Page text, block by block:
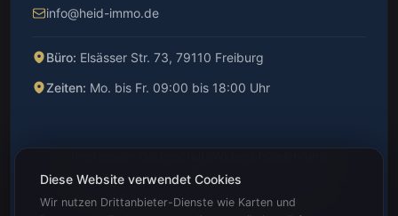
info@heid-immo.de
Büro: Elsässer Str. 73, 79110 Freiburg
Zeiten: Mo. bis Fr. 09:00 bis 18:00 Uhr
Barriere gefunden? Cookie-Einstellungen
Diese Website verwendet Cookies
Wir nutzen Drittanbieter-Dienste wie Karten und